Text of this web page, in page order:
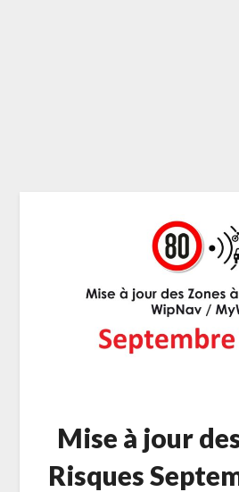
Mise à jour
Risques